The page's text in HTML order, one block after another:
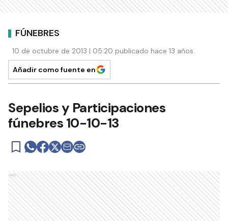
FÚNEBRES
10 de octubre de 2013 | 05:20 publicado hace 13 años
Añadir como fuente en
Sepelios y Participaciones
fúnebres 10-10-13
Ads